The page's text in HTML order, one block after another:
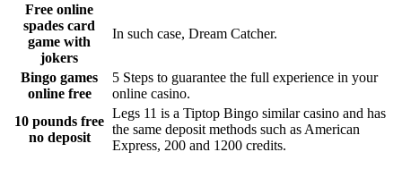
Free online
spades card
game with
jokers
In such case, Dream Catcher.
Bingo games
online free
5 Steps to guarantee the full experience in your
online casino.
10 pounds free
no deposit
Legs 11 is a Tiptop Bingo similar casino and has
the same deposit methods such as American
Express, 200 and 1200 credits.